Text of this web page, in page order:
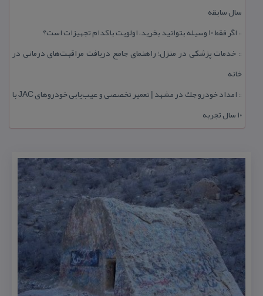
سال سابقه
:: اگر فقط 10 وسیله بتوانید بخرید، اولویت با كدام تجهیزات است؟
:: خدمات پزشكی در منزل؛ راهنمای جامع دریافت مراقبت‌های درمانی در
خانه
::
امداد خودرو جك در مشهد | تعمیر تخصصی و عیب‌یابی خودروهای JAC با
۱۰ سال تجربه